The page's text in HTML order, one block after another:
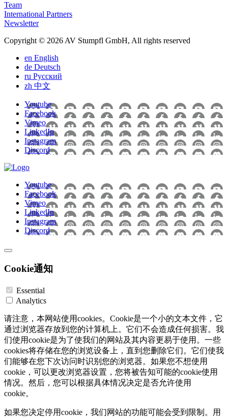
Team
International Partners
Newsletter
Copyright © 2026 AV Stumpfl GmbH, All rights reserved
en English
de Deutsch
ru Pусский
zh 中文
Youtube
Facebook
Vimeo
LinkedIn
Instagram
Discord
Youtube
Facebook
Vimeo
LinkedIn
Instagram
Discord
Cookie通知
Essential
Analytics
请注意，本网站使用cookies。Cookie是一个小的文本文件，它
通过浏览器存放到您的计算机上。它们不会造成任何损害。我
们使用cookie是为了使我们的网站及其内容更易于使用。一些
cookies将存储在您的浏览设备上，直到您删除它们。它们使我
们能够在您下次访问时识别您的浏览器。如果您不想使用
cookie，可以更改浏览器设置，您将被告知可能的cookie使用
情况。然后，您可以根据具体情况决定是否允许使用
cookie。
如果您决定停用cookie，我们网站的功能可能会受到限制。用